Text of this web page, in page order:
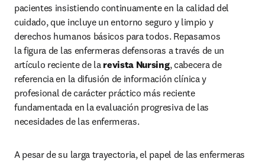
pacientes insistiendo continuamente en la calidad del
cuidado, que incluye un entorno seguro y limpio y
derechos humanos básicos para todos. Repasamos
la figura de las enfermeras defensoras a través de un
artículo reciente de la revista Nursing, cabecera de
referencia en la difusión de información clínica y
profesional de carácter práctico más reciente
fundamentada en la evaluación progresiva de las
necesidades de las enfermeras.
A pesar de su larga trayectoria, el papel de las enfermeras